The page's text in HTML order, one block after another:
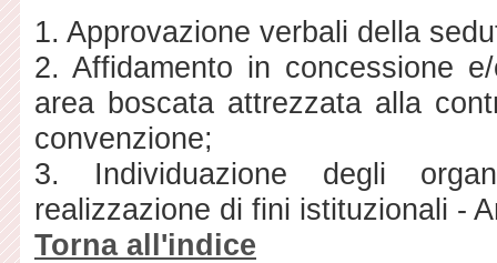
1. Approvazione verbali della
2. Affidamento in concessione
area boscata attrezzata alla
convenzione;
3. Individuazione degli
realizzazione di fini istituzionali -
Torna all'indice